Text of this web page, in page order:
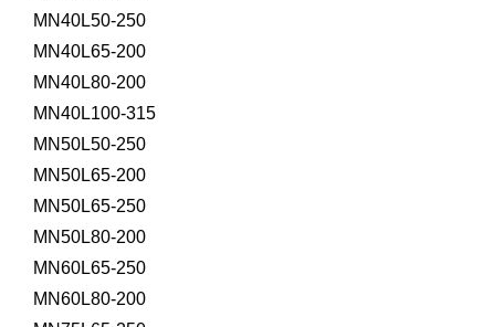
MN40L50-250
MN40L65-200
MN40L80-200
MN40L100-315
MN50L50-250
MN50L65-200
MN50L65-250
MN50L80-200
MN60L65-250
MN60L80-200